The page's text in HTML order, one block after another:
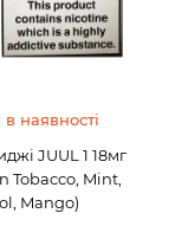
наявності
JUUL 1 18мг
Tobacco, Mint,
Mango)